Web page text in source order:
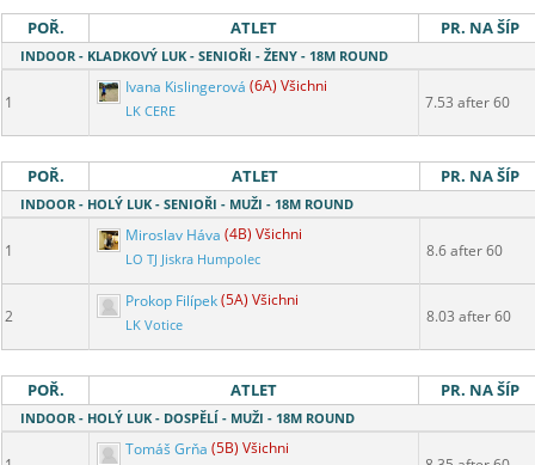
POŘ. ATLET PR. NA ŠÍP
INDOOR - KLADKOVÝ LUK - SENIOŘI - ŽENY - 18M ROUND
1
Ivana Kislingerová (6A) Všichni
LK CERE 7.53 after 60
POŘ. ATLET PR. NA ŠÍP
INDOOR - HOLÝ LUK - SENIOŘI - MUŽI - 18M ROUND
1
Miroslav Háva (4B) Všichni
LO TJ Jiskra Humpolec 8.6 after 60
2
Prokop Filípek(5A) Všichni
LK Votice 8.03 after 60
POŘ. ATLET PR. NA ŠÍP
INDOOR - HOLÝ LUK - DOSPĚLÍ - MUŽI - 18M ROUND
Tomáš Grňa (5B) Všichni